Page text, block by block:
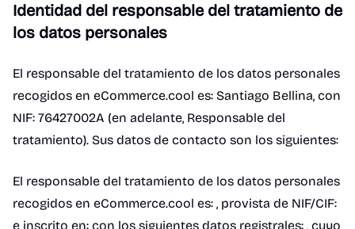
Identidad del responsable del tratamiento de
los datos personales
El responsable del tratamiento de los datos personales
recogidos en eCommerce.cool es: Santiago Bellina, con
NIF: 76427002A (en adelante, Responsable del
tratamiento). Sus datos de contacto son los siguientes:
El responsable del tratamiento de los datos personales
recogidos en eCommerce.cool es: , provista de NIF/CIF:
e inscrito en: con los siguientes datos registrales: , cuyo